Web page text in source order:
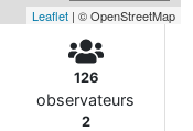
Leaflet | © OpenStreetMap
126
observateurs
2